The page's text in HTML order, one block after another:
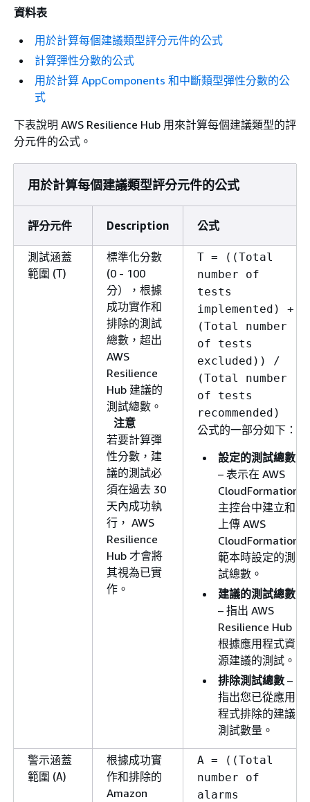
資料表
用於計算每個建議類型評分元件的公式
計算彈性分數的公式
用於計算 AppComponents 和中斷類型彈性分數的公
式
下表說明 AWS Resilience Hub 用來計算每個建議類型的評
分元件的公式。
用於計算每個建議類型評分元件的公式
評分元件 Description 公式
測試涵蓋
範圍 (T)
標準化分數
(0 - 100
分），根據
成功實作和
排除的測試
總數，超出
AWS
Resilience
Hub 建議的
測試總數。
注意
若要計算彈
性分數，建
議的測試必
須在過去 30
天內成功執
行， AWS
Resilience
Hub 才會將
其視為已實
作。
T = ((Total
number of
tests
implemented) +
(Total number
of tests
excluded)) /
(Total number
of tests
recommended)
公式的一部分如下：
設定的測試總數
– 表示在 AWS
CloudFormation
主控台中建立和
上傳 AWS
CloudFormation
範本時設定的測
試總數。
建議的測試總數
– 指出 AWS
Resilience Hub
根據應用程式資
源建議的測試。
排除測試總數 –
指出您已從應用
程式排除的建議
測試數量。
警示涵蓋
範圍 (A)
根據成功實
作和排除的
Amazon
A = ((Total
number of
alarms